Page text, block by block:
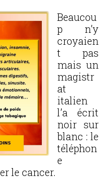
Beaucou
p n’y
croyaien
t pas
mais un
magistr
at
italien
l’a écrit
noir sur
blanc : le
téléphon
e
le cancer.